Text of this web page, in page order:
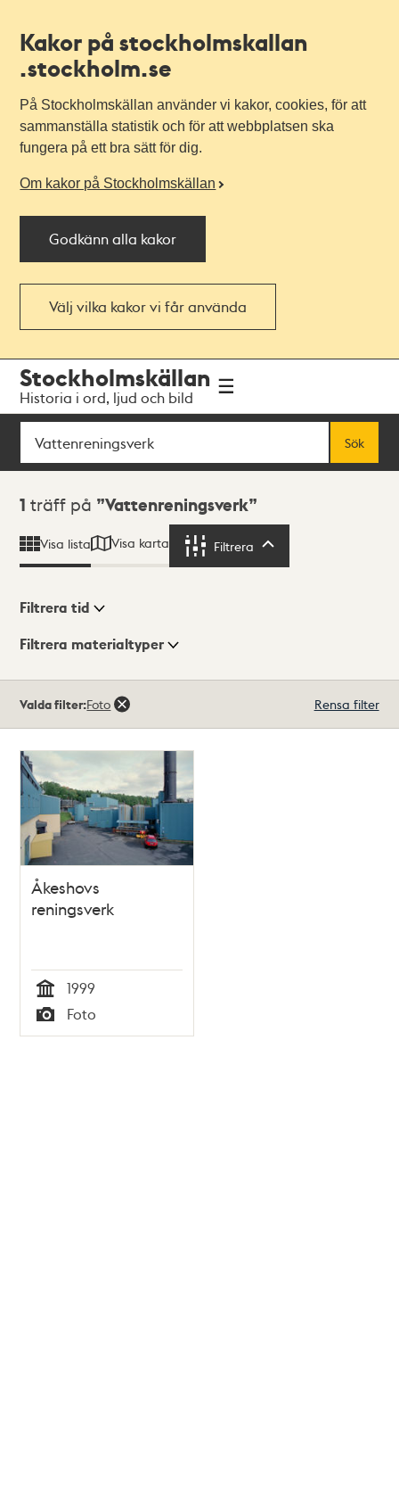
Kakor på stockholmskallan
.stockholm.se
På Stockholmskällan använder vi kakor, cookies, för att
sammanställa statistik och för att webbplatsen ska
fungera på ett bra sätt för dig.
Om kakor på Stockholmskällan
Godkänn alla kakor
Välj vilka kakor vi får använda
navigationen
huvudinnehållet
Stockholmskällan
Historia i ord, ljud och bild
Sök
Sök
Sökresultat
1 träff på Vattenreningsverk
Visa lista Visa karta Filtrera
Visningsläge
Filtrera tid
Filtrera materialtyper
träffar
Valda filter:Foto Rensa filter
Åkeshovs
reningsverk
Tid
1999
Typ
Foto